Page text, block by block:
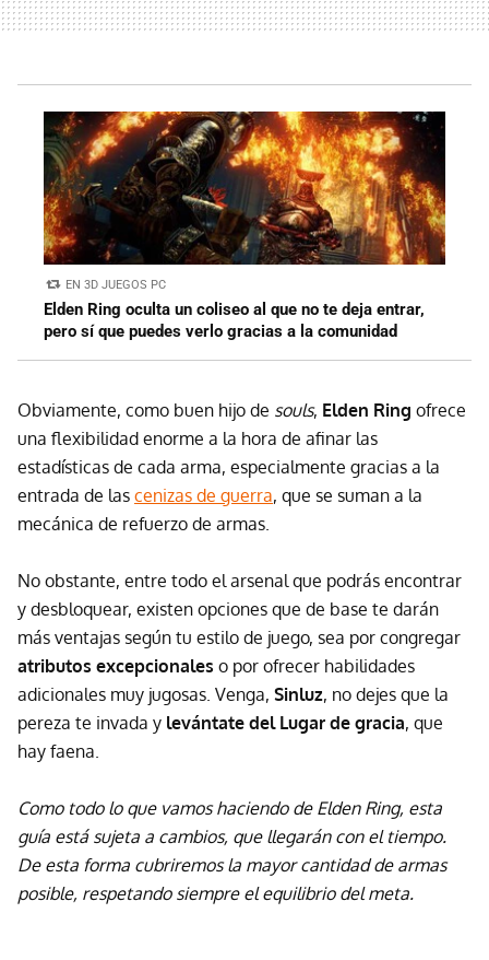
EN 3D JUEGOS PC
Elden Ring oculta un coliseo al que no te deja entrar,
pero sí que puedes verlo gracias a la comunidad
Obviamente, como buen hijo de souls, Elden Ring ofrece
una flexibilidad enorme a la hora de afinar las
estadísticas de cada arma, especialmente gracias a la
entrada de las cenizas de guerra, que se suman a la
mecánica de refuerzo de armas.
No obstante, entre todo el arsenal que podrás encontrar
y desbloquear, existen opciones que de base te darán
más ventajas según tu estilo de juego, sea por congregar
atributos excepcionales o por ofrecer habilidades
adicionales muy jugosas. Venga, Sinluz, no dejes que la
pereza te invada y levántate del Lugar de gracia, que
hay faena.
Como todo lo que vamos haciendo de Elden Ring, esta
guía está sujeta a cambios, que llegarán con el tiempo.
De esta forma cubriremos la mayor cantidad de armas
posible, respetando siempre el equilibrio del meta.